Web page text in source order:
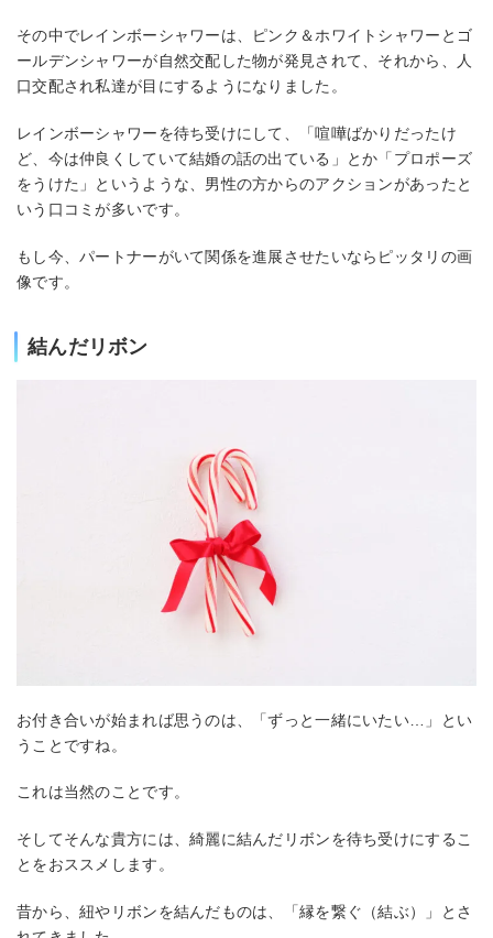
その中でレインボーシャワーは、ピンク＆ホワイトシャワーとゴ
ールデンシャワーが自然交配した物が発見されて、それから、人
口交配され私達が目にするようになりました。
レインボーシャワーを待ち受けにして、「喧嘩ばかりだったけ
ど、今は仲良くしていて結婚の話の出ている」とか「プロポーズ
をうけた」というような、男性の方からのアクションがあったと
いう口コミが多いです。
もし今、パートナーがいて関係を進展させたいならピッタリの画
像です。
結んだリボン
お付き合いが始まれば思うのは、「ずっと一緒にいたい…」とい
うことですね。
これは当然のことです。
そしてそんな貴方には、綺麗に結んだリボンを待ち受けにするこ
とをおススメします。
昔から、紐やリボンを結んだものは、「縁を繋ぐ（結ぶ）」とさ